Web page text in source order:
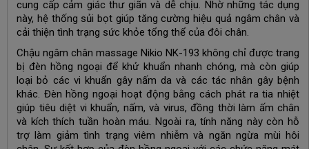
cung cấp cảm giác thư giãn và dễ chịu. Nhờ những tác dụng
này, hệ thống sủi bọt giúp tăng cường hiệu quả ngâm chân và
cải thiện tình trạng sức khỏe tổng thể của đôi chân.
Chậu ngâm chân massage Nikio NK-193 không chỉ được trang
bị đèn hồng ngoại để khử khuẩn nhanh chóng, mà còn giúp
loại bỏ các vi khuẩn gây nấm da và các tác nhân gây bệnh
khác. Đèn hồng ngoại hoạt động bằng cách phát ra tia nhiệt
giúp tiêu diệt vi khuẩn, nấm, và virus, đồng thời làm ấm chân
và kích thích tuần hoàn máu. Ngoài ra, tính năng này còn hỗ
trợ làm giảm tình trạng viêm nhiễm và ngăn ngừa mùi hôi